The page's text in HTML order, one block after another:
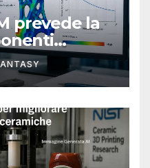
prevede la
in 3D